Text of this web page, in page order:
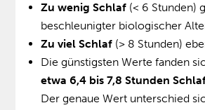
Zu wenig Schlaf (< 6 Stunden)
beschleunigter biologischer
Zu viel Schlaf (> 8 Stunden)
Die günstigsten Werte fanden
etwa 6,4 bis 7,8 Stunden
Der genaue Wert unterschied